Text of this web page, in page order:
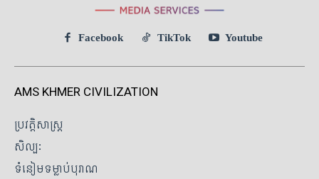
Facebook TikTok Youtube
AMS KHMER CIVILIZATION
ប្រវត្តិសាស្ត្រ
សិល្បៈ
ទំនៀមទម្លាប់បុរាណ